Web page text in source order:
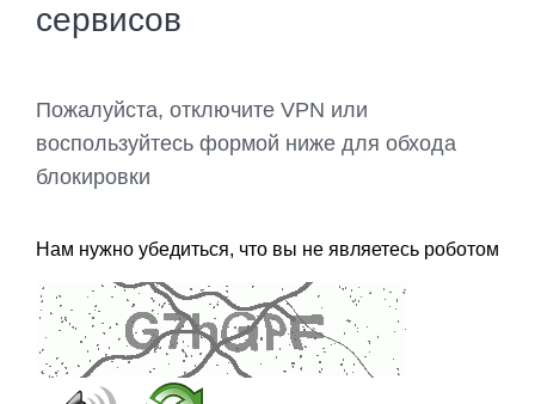
сервисов
Пожалуйста, отключите VPN или
воспользуйтесь формой ниже для обхода
блокировки
Нам нужно убедиться, что вы не являетесь роботом